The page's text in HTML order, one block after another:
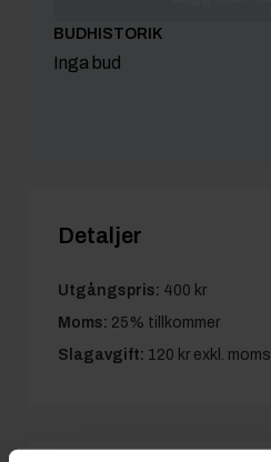
BUDHISTORIK
Inga bud
Detaljer
Utgångspris: 400 kr
Moms: 25% tillkommer
Slagavgift: 120 kr exkl. moms